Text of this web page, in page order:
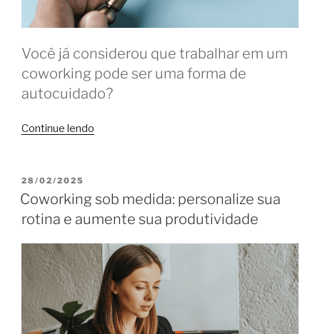
Você já considerou que trabalhar em um
coworking pode ser uma forma de
autocuidado?
Continue lendo
o
estresse
destrava
ideias”
PUBLICADO
EM
28/02/2025
Coworking sob medida: personalize sua
rotina e aumente sua produtividade